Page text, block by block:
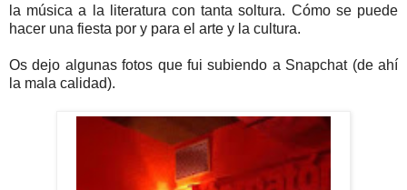
la música a la literatura con tanta soltura. Cómo se puede
hacer una fiesta por y para el arte y la cultura.
Os dejo algunas fotos que fui subiendo a Snapchat (de ahí
la mala calidad).